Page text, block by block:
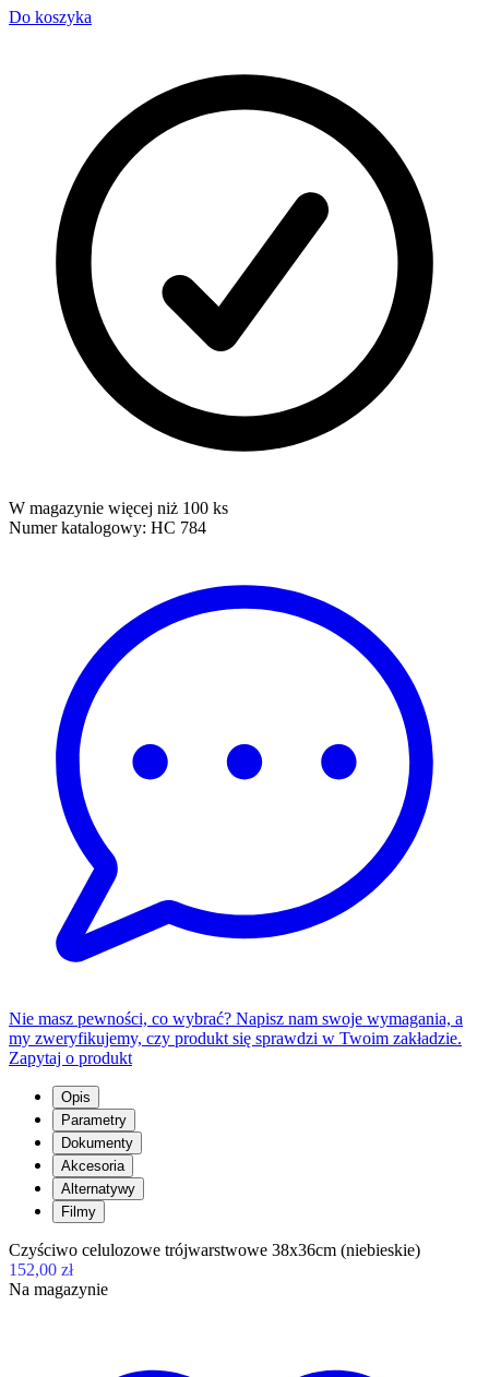
Do koszyka
W magazynie więcej niż 100 ks
Numer katalogowy: HC 784
Nie masz pewności, co wybrać? Napisz nam swoje wymagania, a
my zweryfikujemy, czy produkt się sprawdzi w Twoim zakładzie.
Zapytaj o produkt
Opis
Parametry
Dokumenty
Akcesoria
Alternatywy
Filmy
Czyściwo celulozowe trójwarstwowe 38x36cm (niebieskie)
152,00 zł
Na magazynie